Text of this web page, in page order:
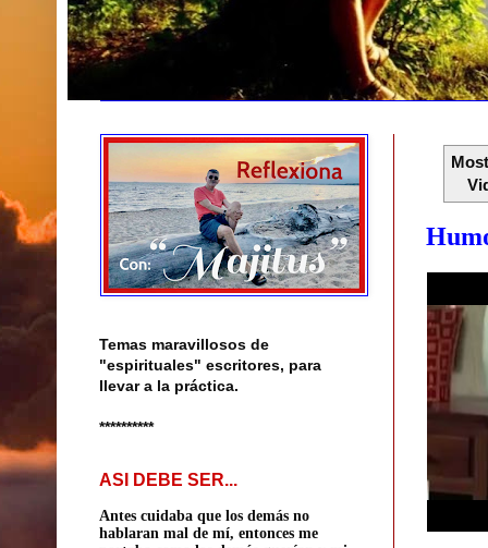
Temas maravillosos de
"espirituales" escritores, para
llevar a la práctica.
**********
ASI DEBE SER...
Antes cuidaba que los demás no
hablaran mal de mí, entonces me